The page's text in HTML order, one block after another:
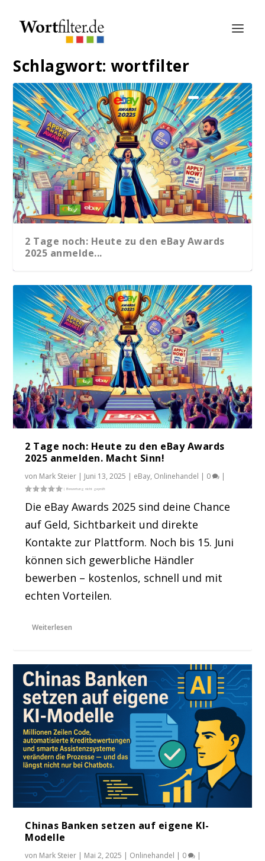
Schlagwort:wortfilter
2 Tage noch: Heute zu den eBay Awards
2025 anmelde...
Chinas Banken setzen auf eigene KI-
Modelle
eBay wächst leicht: Q1-Zahlen zeigen
positive Tend...
Weniger USA, mehr Welt: Wie Händler in
Chinas Mega...
Anleitung: GmbH online gründen & mit
Videocall...
TikTok Shop unter Druck: US-Zölle
bremsen Händler ...
2 Tage noch: Heute zu den eBay Awards
2025 anmelden. Macht Sinn!
von Mark Steier | Juni 13, 2025 | eBay, Onlinehandel | 0 |
Die eBay Awards 2025 sind deine Chance
auf Geld, Sichtbarkeit und direkte
Kontakte zur Plattform. Noch bis 15. Juni
können sich gewerbliche Händler
bewerben – kostenlos, schnell und mit
echten Vorteilen.
Weiterlesen
Chinas Banken setzen auf eigene KI-
Modelle
von Mark Steier | Mai 2, 2025 | Onlinehandel | 0 |